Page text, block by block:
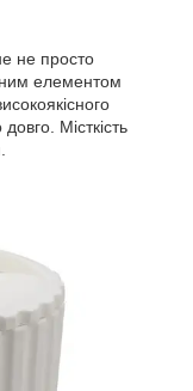
не просто
елементом
Місткість